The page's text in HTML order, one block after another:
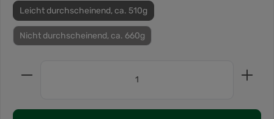
Leicht durchscheinend, ca. 510g
Nicht durchscheinend, ca. 660g